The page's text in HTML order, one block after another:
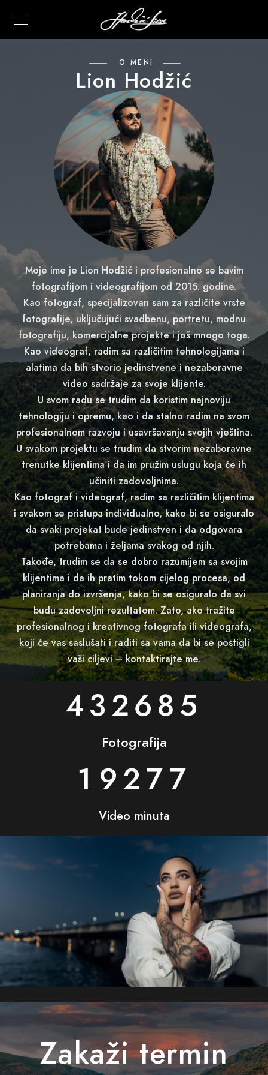
O MENI
Lion Hodžić
Moje ime je Lion Hodžić i profesionalno se bavim
fotografijom i videografijom od 2015. godine.
Kao fotograf, specijalizovan sam za različite vrste
fotografije, uključujući svadbenu, portretu, modnu
fotografiju, komercijalne projekte i još mnogo toga.
Kao videograf, radim sa različitim tehnologijama i
alatima da bih stvorio jedinstvene i nezaboravne
video sadržaje za svoje klijente.
U svom radu se trudim da koristim najnoviju
tehnologiju i opremu, kao i da stalno radim na svom
profesionalnom razvoju i usavršavanju svojih vještina.
U svakom projektu se trudim da stvorim nezaboravne
trenutke klijentima i da im pružim uslugu koja će ih
učiniti zadovoljnima.
Kao fotograf i videograf, radim sa različitim klijentima
i svakom se pristupa individualno, kako bi se osiguralo
da svaki projekat bude jedinstven i da odgovara
potrebama i željama svakog od njih.
Takođe, trudim se da se dobro razumijem sa svojim
klijentima i da ih pratim tokom cijelog procesa, od
planiranja do izvršenja, kako bi se osiguralo da svi
budu zadovoljni rezultatom. Zato, ako tražite
profesionalnog i kreativnog fotografa ili videografa,
koji će vas saslušati i raditi sa vama da bi se postigli
vaši ciljevi – kontaktirajte me.
432685
Fotografija
19277
Video minuta
Zakaži termin